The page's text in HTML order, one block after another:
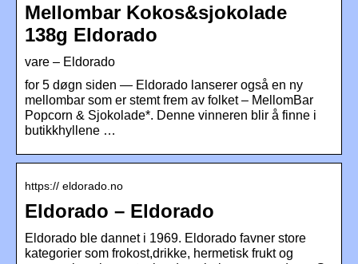
Mellombar Kokos&sjokolade
138g Eldorado
vare – Eldorado
for 5 døgn siden — Eldorado lanserer også en ny
mellombar som er stemt frem av folket – MellomBar
Popcorn & Sjokolade*. Denne vinneren blir å finne i
butikkhyllene …
https:// eldorado.no
Eldorado – Eldorado
Eldorado ble dannet i 1969. Eldorado favner store
kategorier som frokost,drikke, hermetisk frukt og